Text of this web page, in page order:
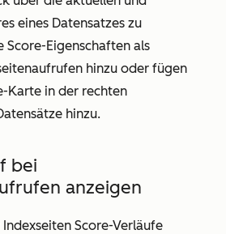
eines Datensatzes zu
Score-Eigenschaften als
hinzu oder fügen
Karte in der rechten
hinzu.
bei
anzeigen
Score-Verläufe